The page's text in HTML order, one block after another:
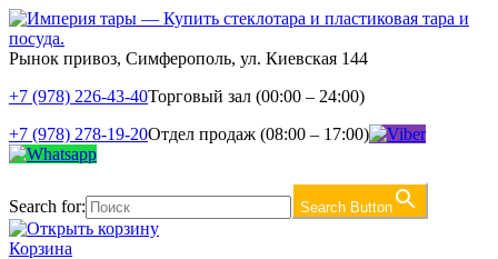
Рынок привоз, Симферополь, ул. Киевская 144
+7 (978) 226-43-40Торговый зал (00:00 – 24:00)
+7 (978) 278-19-20Отдел продаж (08:00 – 17:00)
Search for: Search Button
Корзина